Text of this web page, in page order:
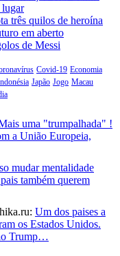
lugar
três quilos de heroína
em aberto
de Messi
Covid-19 Economia
Japão Jogo Macau
uma "trumpalhada" !
a União Europeia,
mudar mentalidade
também querem
Um dos paises a
os Estados Unidos.
Trump…